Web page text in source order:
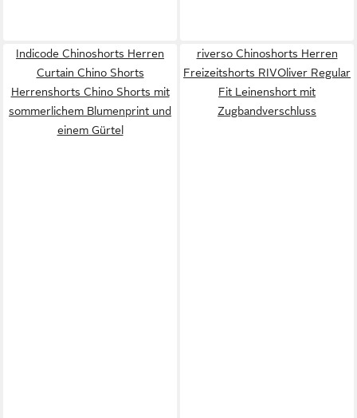
Indicode Chinoshorts Herren
Curtain Chino Shorts
Herrenshorts Chino Shorts mit
sommerlichem Blumenprint und
einem Gürtel
riverso Chinoshorts Herren
Freizeitshorts RIVOliver Regular
Fit Leinenshort mit
Zugbandverschluss